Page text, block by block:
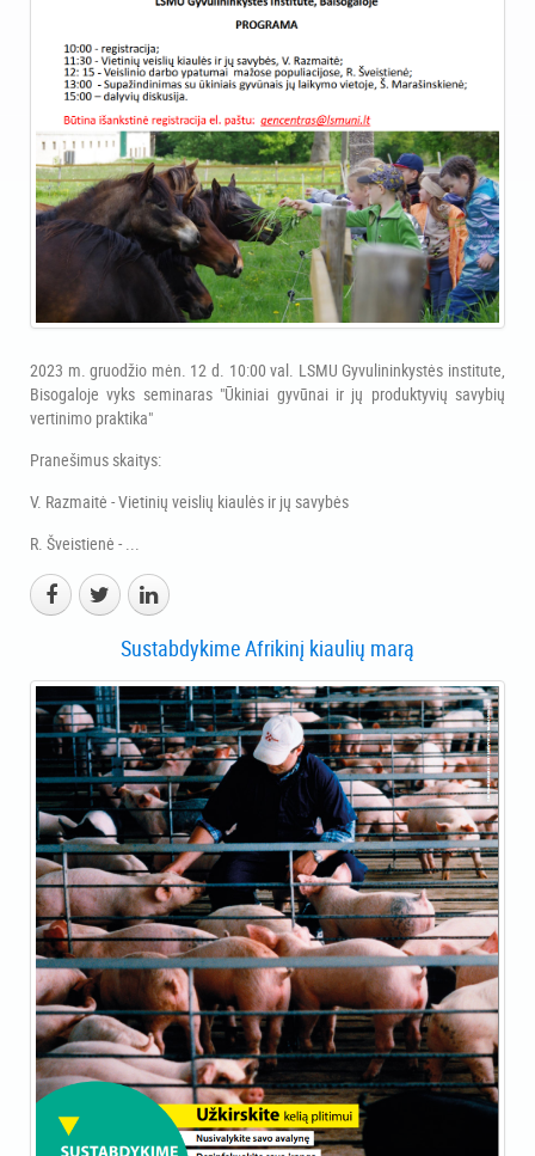
2023 m. gruodžio mėn. 12 d. 10:00 val. LSMU Gyvulininkystės institute,
Bisogaloje vyks seminaras "Ūkiniai gyvūnai ir jų produktyvių savybių
vertinimo praktika"
Pranešimus skaitys:
V. Razmaitė - Vietinių veislių kiaulės ir jų savybės
R. Šveistienė - ...
Sustabdykime Afrikinį kiaulių marą